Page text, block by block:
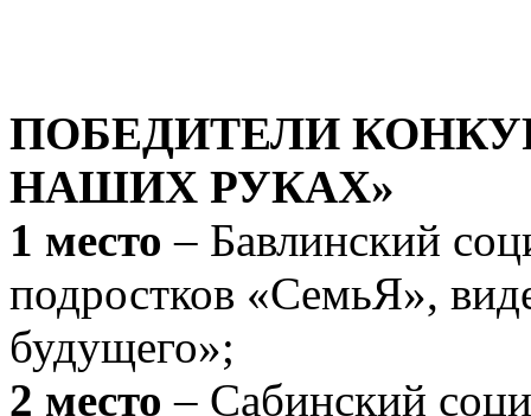
ПОБЕДИТЕЛИ
НАШИХ РУКАХ»
1 место – Бавлинский
подростков «СемьЯ»,
будущего»;
2 место – Сабинский